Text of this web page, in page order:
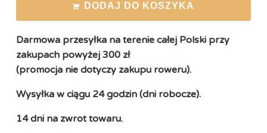
DODAJ DO KOSZYKA
Darmowa przesyłka na terenie całej Polski przy
zakupach powyżej 300 zł
(promocja nie dotyczy zakupu roweru).
Wysyłka w ciągu 24 godzin (dni robocze).
14 dni na zwrot towaru.